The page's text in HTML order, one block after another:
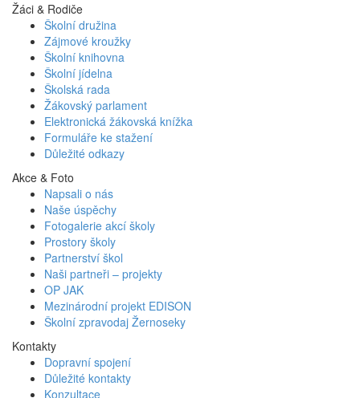
Žáci & Rodiče
Školní družina
Zájmové kroužky
Školní knihovna
Školní jídelna
Školská rada
Žákovský parlament
Elektronická žákovská knížka
Formuláře ke stažení
Důležité odkazy
Akce & Foto
Napsali o nás
Naše úspěchy
Fotogalerie akcí školy
Prostory školy
Partnerství škol
Naši partneři – projekty
OP JAK
Mezinárodní projekt EDISON
Školní zpravodaj Žernoseky
Kontakty
Dopravní spojení
Důležité kontakty
Konzultace